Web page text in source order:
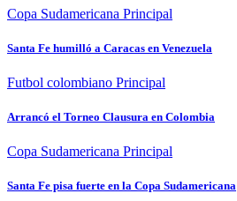
Copa Sudamericana Principal
Santa Fe humilló a Caracas en Venezuela
Futbol colombiano Principal
Arrancó el Torneo Clausura en Colombia
Copa Sudamericana Principal
Santa Fe pisa fuerte en la Copa Sudamericana